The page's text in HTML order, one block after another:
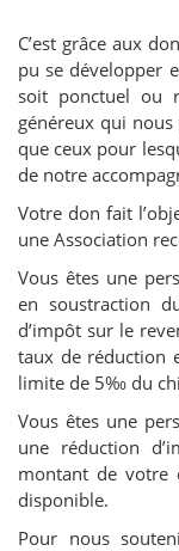
C’est grâce aux
pu se développer
soit ponctuel ou
généreux qui
que ceux pour
de notre
Votre don fait
une Association
Vous êtes une
en soustraction
d’impôt sur le
taux de réduction
limite de 5‰ du
Vous êtes une
une réduction
montant de votre
disponible.
Pour nous